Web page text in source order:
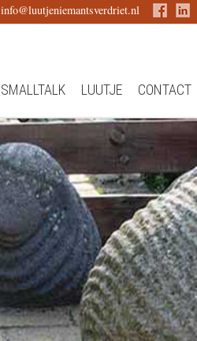
info@luutjeniemantsverdriet.nl
SMALLTALK LUUTJE CONTACT